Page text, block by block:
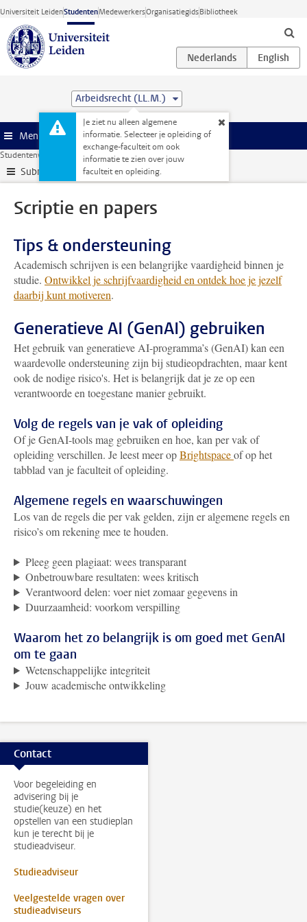
Ga direct naar de inhoud
Universiteit LeidenStudentenMedewerkersOrganisatiegidsBibliotheek
Arbeidsrecht (LL.M.)
Je ziet nu alleen algemene
informatie. Selecteer je opleiding of
exchange-faculteit om ook
informatie te zien over jouw
faculteit en opleiding.
Menu
Studentenwebsite Je opleiding Scriptie en papers
Submenu
Scriptie en papers
Tips & ondersteuning
Academisch schrijven is een belangrijke vaardigheid binnen je
studie. Ontwikkel je schrijfvaardigheid en ontdek hoe je jezelf
daarbij kunt motiveren.
Generatieve AI (GenAI) gebruiken
Het gebruik van generatieve AI-programma’s (GenAI) kan een
waardevolle ondersteuning zijn bij studieopdrachten, maar kent
ook de nodige risico's. Het is belangrijk dat je ze op een
verantwoorde en toegestane manier gebruikt.
Volg de regels van je vak of opleiding
Of je GenAI-tools mag gebruiken en hoe, kan per vak of
opleiding verschillen. Je leest meer opBrightspaceof op het
tabblad van je faculteit of opleiding.
Algemene regels en waarschuwingen
Los van de regels die per vak gelden, zijn er algemene regels en
risico’s om rekening mee te houden.
Pleeg geen plagiaat: wees transparant
Onbetrouwbare resultaten: wees kritisch
Verantwoord delen: voer niet zomaar gegevens in
Duurzaamheid: voorkom verspilling
Waarom het zo belangrijk is om goed met GenAI
om te gaan
Wetenschappelijke integriteit
Jouw academische ontwikkeling
Contact
Voor begeleiding en
advisering bij je
studie(keuze) en het
opstellen van een studieplan
kun je terecht bij je
studieadviseur.
Studieadviseur
Veelgestelde vragen over
studieadviseurs